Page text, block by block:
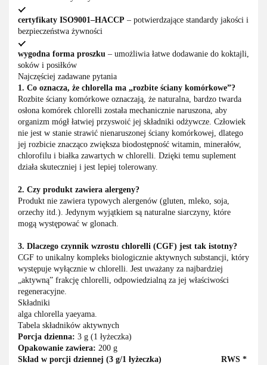
certyfikaty ISO9001–HACCP – potwierdzające standardy jakości i
bezpieczeństwa żywności
wygodna forma proszku – umożliwia łatwe dodawanie do koktajli,
soków i posiłków
Najczęściej zadawane pytania
1. Co oznacza, że chlorella ma „rozbite ściany komórkowe”?
Rozbite ściany komórkowe oznaczają, że naturalna, bardzo twarda
osłona komórek chlorelli została mechanicznie naruszona, aby
organizm mógł łatwiej przyswoić jej składniki odżywcze. Człowiek
nie jest w stanie strawić nienaruszonej ściany komórkowej, dlatego
jej rozbicie znacząco zwiększa biodostępność witamin, minerałów,
chlorofilu i białka zawartych w chlorelli. Dzięki temu suplement
działa skuteczniej i jest lepiej tolerowany.
2. Czy produkt zawiera alergeny?
Produkt nie zawiera typowych alergenów (gluten, mleko, soja,
orzechy itd.). Jedynym wyjątkiem są naturalne siarczyny, które
mogą występować w glonach.
3. Dlaczego czynnik wzrostu chlorelli (CGF) jest tak istotny?
CGF to unikalny kompleks biologicznie aktywnych substancji, który
występuje wyłącznie w chlorelli. Jest uważany za najbardziej
„aktywną” frakcję chlorelli, odpowiedzialną za jej właściwości
regeneracyjne.
Składniki
alga chlorella yaeyama.
Tabela składników aktywnych
Porcja dzienna: 3 g (1 łyżeczka)
Opakowanie zawiera: 200 g
Skład w porcji dziennej (3 g/1 łyżeczka)
RWS *